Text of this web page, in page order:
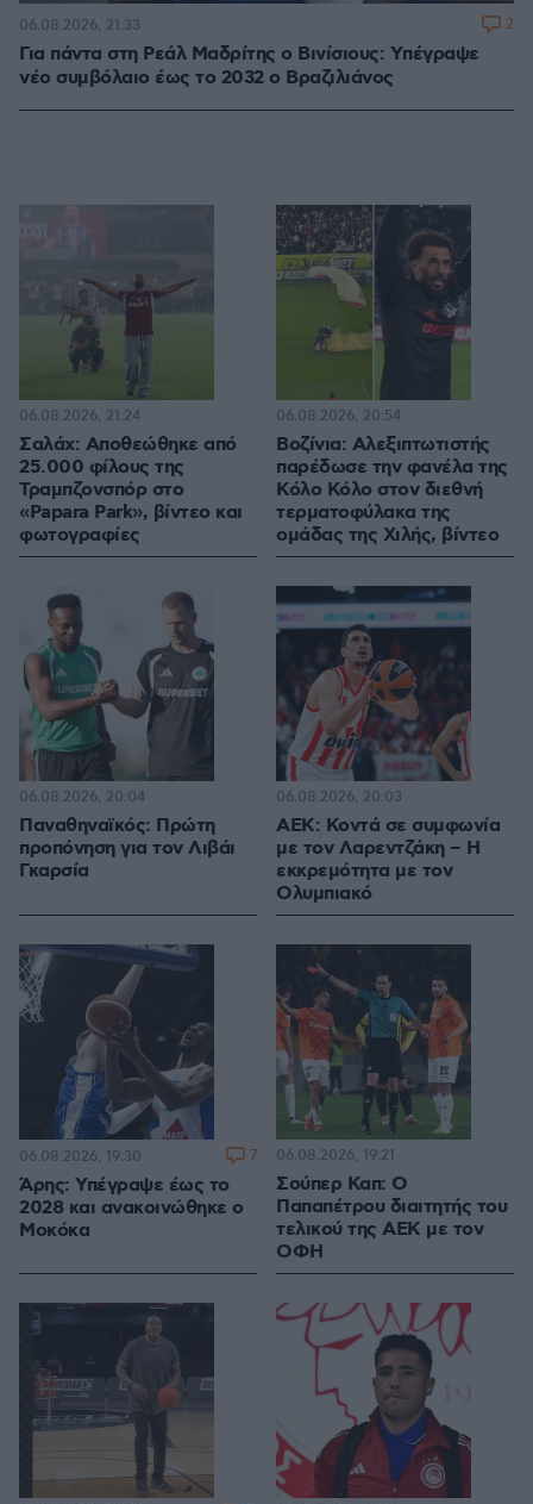
Για πάντα στη Ρεάλ Μαδρίτης ο Βινίσιους: Yπέγραψε
νέο συμβόλαιο έως το 2032 ο Βραζιλιάνος
06.08.2026, 21:33 2
Σαλάχ: Αποθεώθηκε από
25.000 φίλους της
Τραμπζονσπόρ στο
«Papara Park», βίντεο και
φωτογραφίες
06.08.2026, 21:24
Βοζίνια: Αλεξιπτωτιστής
παρέδωσε την φανέλα της
Κόλο Κόλο στον διεθνή
τερματοφύλακα της
ομάδας της Χιλής, βίντεο
06.08.2026, 20:54
Παναθηναϊκός: Πρώτη
προπόνηση για τον Λιβάι
Γκαρσία
06.08.2026, 20:04
ΑΕΚ: Κοντά σε συμφωνία
με τον Λαρεντζάκη – Η
εκκρεμότητα με τον
Ολυμπιακό
06.08.2026, 20:03
Άρης: Υπέγραψε έως το
2028 και ανακοινώθηκε ο
Μοκόκα
06.08.2026, 19:30 7
Σούπερ Καπ: Ο
Παπαπέτρου διαιτητής του
τελικού της ΑΕΚ με τον
ΟΦΗ
06.08.2026, 19:21